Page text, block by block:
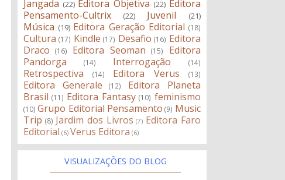
Jangada (22) Editora Objetiva (22) Editora
Pensamento-Cultrix
(22) Juvenil (21)
Música (19) Editora Geração Editorial (18)
Cultura (17) Kindle (17) Desafio (16) Editora
Draco
(16) Editora Seoman (15)
Editora
Pandorga
(14) Interrogação (14)
Retrospectiva (14) Editora Verus (13)
Editora Generale (12)
Editora Planeta
Brasil (11) Editora Fantasy (10) feminismo
(10) Grupo Editorial Pensamento (9) Music
Trip (8) Jardim dos Livros (7) Editora Faro
Editorial (6) Verus Editora (6)
VISUALIZAÇÕES DO BLOG